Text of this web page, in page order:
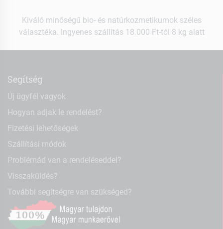
Kiváló minőségű bio- és natúrkozmetikumok széles
választéka. Ingyenes szállítás 18.000 Ft-tól 8 kg alatt
Segítség
Új ügyfél vagyok
Hogyan adjak le rendelést?
Fizetési lehetőségek
Szállítási módok
Problémád van a rendeléseddel?
Visszaküldés?
További segítségre van szükséged?